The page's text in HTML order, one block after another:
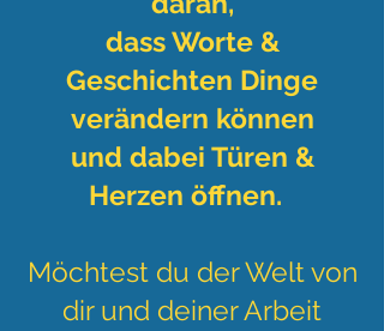
dass Worte &
Geschichten Dinge
verändern können
und dabei Türen &
Herzen öffnen.
Möchtest du der Welt von
dir und deiner Arbeit